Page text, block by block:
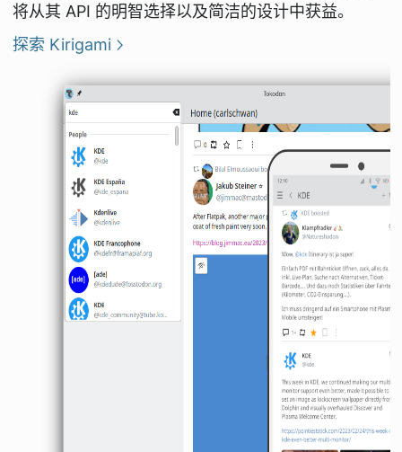
将从其 API 的明智选择以及简洁的设计中获益。
探索 Kirigami